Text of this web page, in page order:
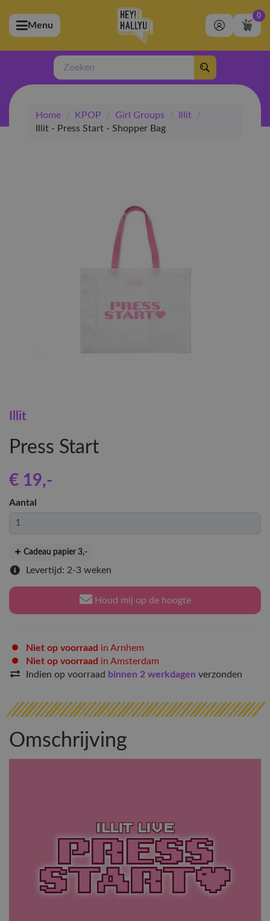
(Artiesten)
(Merchandise)
(Exclusive)
(Winkel)
Menu
0
Zoeken
Home / KPOP / Girl Groups / Illit
/
Illit - Press Start - Shopper Bag
Illit
Press Start
€ 19,-
Aantal
Cadeau papier 3,-
Levertijd: 2-3 weken
Houd mij op de hoogte
Niet op voorraad in Arnhem
Niet op voorraad in Amsterdam
Indien op voorraad binnen 2 werkdagen verzonden
Omschrijving